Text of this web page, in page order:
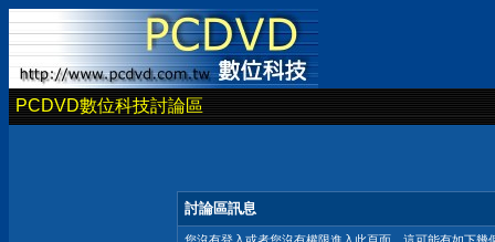
PCDVD數位科技討論區
討論區訊息